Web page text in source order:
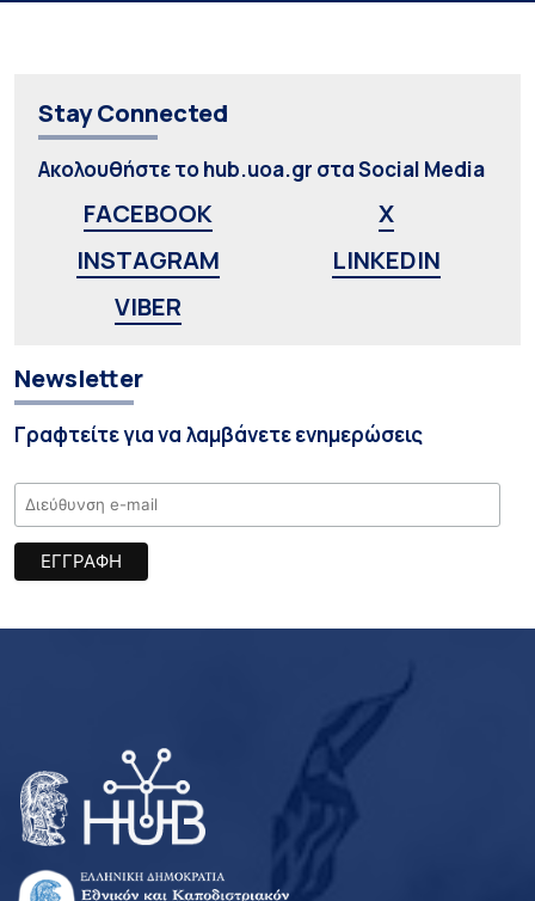
Stay Connected
Ακολουθήστε το hub.uoa.gr στα Social Media
FACEBOOK
X
INSTAGRAM
LINKEDIN
VIBER
Newsletter
Γραφτείτε για να λαμβάνετε ενημερώσεις